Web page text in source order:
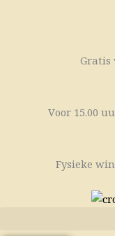
Gratis
Voor 15.00
Fysieke